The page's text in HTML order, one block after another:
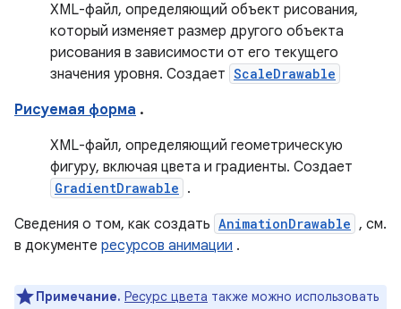
XML-файл, определяющий объект рисования,
который изменяет размер другого объекта
рисования в зависимости от его текущего
значения уровня. Создает ScaleDrawable
Рисуемая форма .
XML-файл, определяющий геометрическую
фигуру, включая цвета и градиенты. Создает
GradientDrawable .
Сведения о том, как создать AnimationDrawable , см.
в документе ресурсов анимации .
Примечание. Ресурс цвета также можно использовать